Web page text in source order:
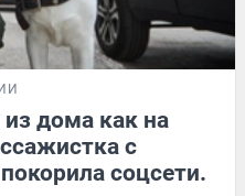
дома как на
с
соцсети.